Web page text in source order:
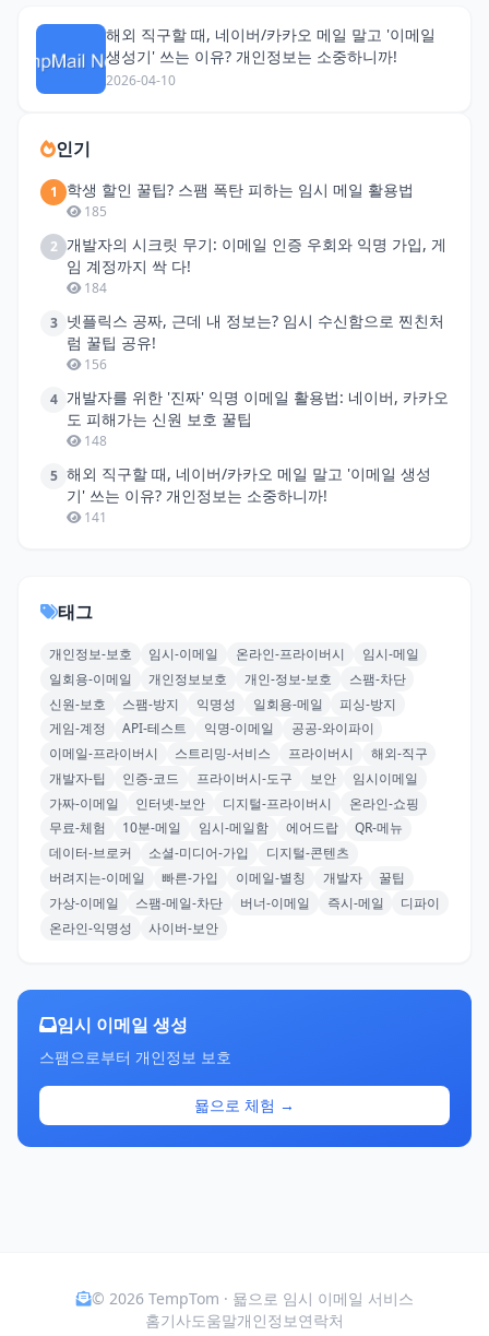
해외 직구할 때, 네이버/카카오 메일 말고 '이메일
생성기' 쓰는 이유? 개인정보는 소중하니까!
2026-04-10
인기
1 학생 할인 꿀팁? 스팸 폭탄 피하는 임시 메일 활용법
185
2 개발자의 시크릿 무기: 이메일 인증 우회와 익명 가입, 게
임 계정까지 싹 다!
184
3 넷플릭스 공짜, 근데 내 정보는? 임시 수신함으로 찐친처
럼 꿀팁 공유!
156
4 개발자를 위한 '진짜' 익명 이메일 활용법: 네이버, 카카오
도 피해가는 신원 보호 꿀팁
148
5 해외 직구할 때, 네이버/카카오 메일 말고 '이메일 생성
기' 쓰는 이유? 개인정보는 소중하니까!
141
태그
개인정보-보호 임시-이메일 온라인-프라이버시
임시-메일
일회용-이메일
개인정보보호 개인-정보-보호
스팸-차단
신원-보호
스팸-방지 익명성 일회용-메일
피싱-방지
게임-계정
API-테스트 익명-이메일
공공-와이파이
이메일-프라이버시
스트리밍-서비스 프라이버시
해외-직구
개발자-팁
인증-코드 프라이버시-도구 보안
임시이메일
가짜-이메일
인터넷-보안 디지털-프라이버시
온라인-쇼핑
무료-체험
10분-메일 임시-메일함 에어드랍
QR-메뉴
데이터-브로커
소셜-미디어-가입
디지털-콘텐츠
버려지는-이메일
빠른-가입 이메일-별칭 개발자
꿀팁
가상-이메일
스팸-메일-차단 버너-이메일 즉시-메일
디파이
온라인-익명성
사이버-보안
임시 이메일 생성
스팸으로부터 개인정보 보호
묣으로 체험 →
© 2026 TempTom · 묣으로 임시 이메일 서비스
홈기사도움말개인정보연락처